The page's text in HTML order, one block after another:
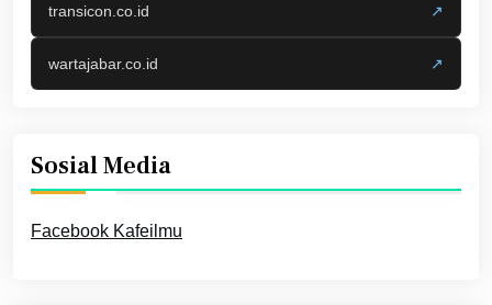
transicon.co.id ↗
wartajabar.co.id ↗
Sosial Media
Facebook Kafeilmu